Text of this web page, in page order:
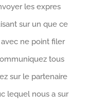
les expres
sur un que ce
ne point filer
tous
sur le partenaire
lequel nous a sur